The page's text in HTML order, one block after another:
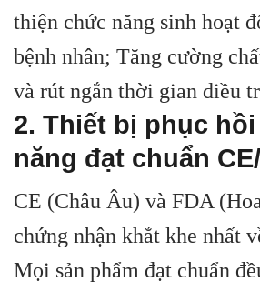
thiện chức năng sinh hoạt
bệnh nhân; Tăng cường
và rút ngắn thời gian điều
2. Thiết bị phục
năng đạt chuẩn
CE (Châu Âu) và FDA
chứng nhận khắt khe nhất
Mọi sản phẩm đạt chuẩn